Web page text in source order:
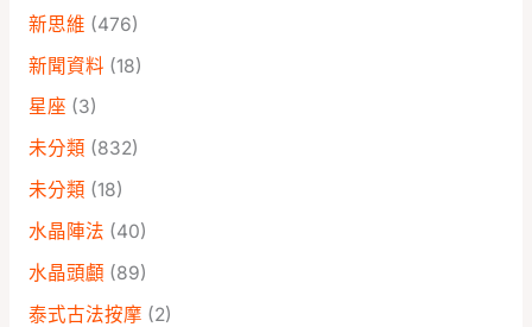
新思維 (476)
新聞資料 (18)
星座 (3)
未分類 (832)
未分類 (18)
水晶陣法 (40)
水晶頭顱 (89)
泰式古法按摩 (2)